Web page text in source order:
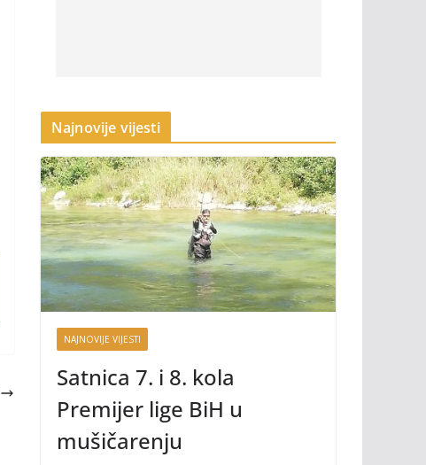
Najnovije vijesti
NAJNOVIJE VIJESTI
Satnica 7. i 8. kola
Premijer lige BiH u
mušičarenju